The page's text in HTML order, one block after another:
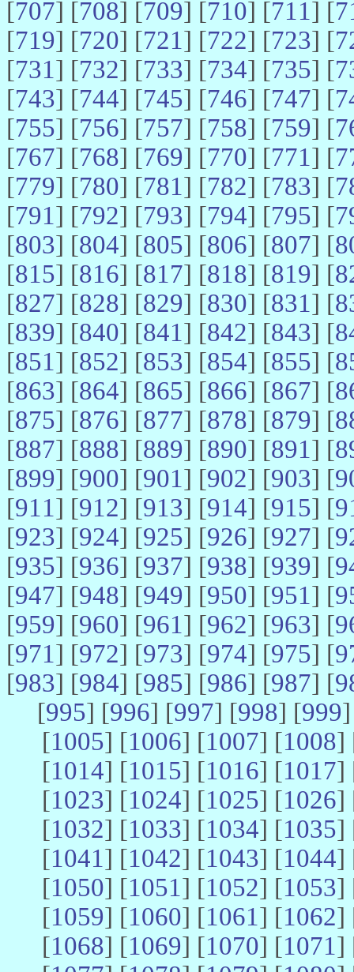
[707] [708] [709] [710] [711] [
[719] [720] [721] [722] [723] [
[731] [732] [733] [734] [735] [
[743] [744] [745] [746] [747] [
[755] [756] [757] [758] [759] [
[767] [768] [769] [770] [771] [
[779] [780] [781] [782] [783] [
[791] [792] [793] [794] [795] [
[803] [804] [805] [806] [807] [
[815] [816] [817] [818] [819] [
[827] [828] [829] [830] [831] [
[839] [840] [841] [842] [843] [
[851] [852] [853] [854] [855] [
[863] [864] [865] [866] [867] [
[875] [876] [877] [878] [879] [
[887] [888] [889] [890] [891] [
[899] [900] [901] [902] [903] [
[911] [912] [913] [914] [915] [
[923] [924] [925] [926] [927] [
[935] [936] [937] [938] [939] [
[947] [948] [949] [950] [951] [
[959] [960] [961] [962] [963] [
[971] [972] [973] [974] [975] [
[983] [984] [985] [986] [987] [
[995] [996] [997] [998] [999
[1005] [1006] [1007] [1008]
[1014] [1015] [1016] [1017]
[1023] [1024] [1025] [1026]
[1032] [1033] [1034] [1035]
[1041] [1042] [1043] [1044]
[1050] [1051] [1052] [1053]
[1059] [1060] [1061] [1062]
[1068] [1069] [1070] [1071]